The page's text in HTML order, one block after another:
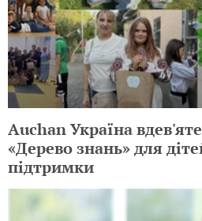
Auchan Україна
«Дерево знань» для
підтримки